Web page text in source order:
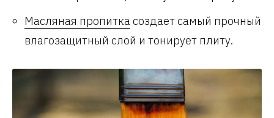
Масляная пропиткасоздает самый прочный
влагозащитный слой и тонирует плиту.